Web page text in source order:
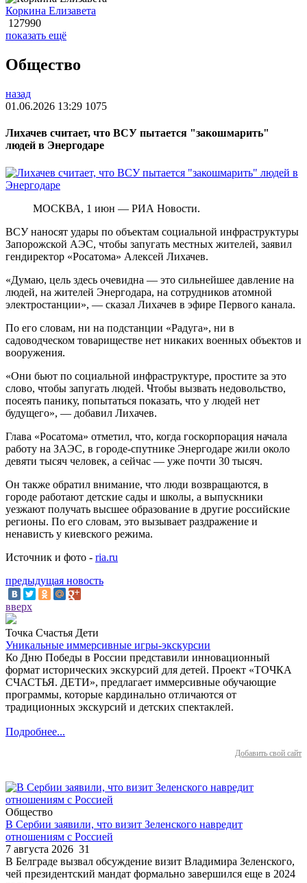
Коркина Елизавета
127990
показать ещё
Общество
назад
01.06.2026 13:29 1075
Лихачев считает, что ВСУ пытается "закошмарить"
людей в Энергодаре
МОСКВА, 1 июн — РИА Новости.
ВСУ наносят удары по объектам социальной инфраструктуры
Запорожской АЭС, чтобы запугать местных жителей, заявил
гендиректор «Росатома» Алексей Лихачев.
«Думаю, цель здесь очевидна — это сильнейшее давление на
людей, на жителей Энергодара, на сотрудников атомной
электростанции», — сказал Лихачев в эфире Первого канала.
По его словам, ни на подстанции «Радуга», ни в
садоводческом товариществе нет никаких военных объектов и
вооружения.
«Они бьют по социальной инфраструктуре, простите за это
слово, чтобы запугать людей. Чтобы вызвать недовольство,
посеять панику, попытаться показать, что у людей нет
будущего», — добавил Лихачев.
Глава «Росатома» отметил, что, когда госкорпорация начала
работу на ЗАЭС, в городе-спутнике Энергодаре жили около
девяти тысяч человек, а сейчас — уже почти 30 тысяч.
Он также обратил внимание, что люди возвращаются, в
городе работают детские сады и школы, а выпускники
уезжают получать высшее образование в другие российские
регионы. По его словам, это вызывает раздражение и
ненависть у киевского режима.
Источник и фото - ria.ru
предыдущая новость
вверх
Точка Счастья Дети
Уникальные иммерсивные игры-экскурсии
Ко Дню Победы в России представили инновационный
формат исторических экскурсий для детей. Проект «ТОЧКА
СЧАСТЬЯ. ДЕТИ», предлагает иммерсивные обучающие
программы, которые кардинально отличаются от
традиционных экскурсий и детских спектаклей.
Подробнее...
Добавить свой сайт
Общество
В Сербии заявили, что визит Зеленского навредит
отношениям с Россией
7 августа 2026 31
В Белграде вызвал обсуждение визит Владимира Зеленского,
чей президентский мандат формально завершился еще в 2024